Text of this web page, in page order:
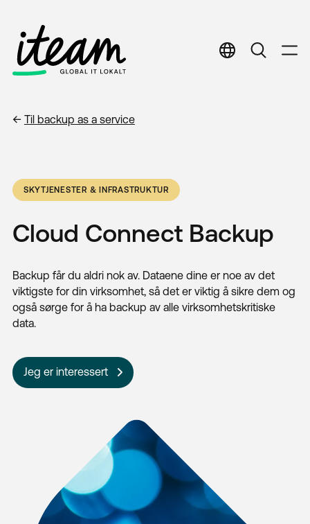
← Til backup as a service
SKYTJENESTER & INFRASTRUKTUR
Cloud Connect Backup
Backup får du aldri nok av. Dataene dine er noe av det
viktigste for din virksomhet, så det er viktig å sikre dem og
også sørge for å ha backup av alle virksomhetskritiske
data.
Jeg er interessert